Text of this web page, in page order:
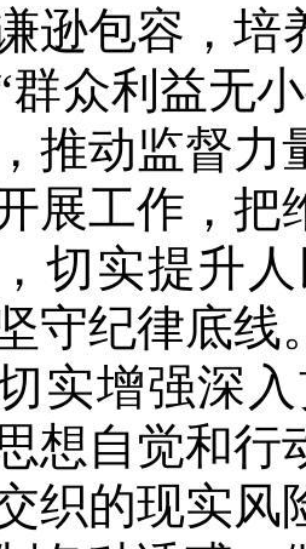
逊包容，培
群众利益无
推动监督力
展工作，把
切实提升
守纪律底线
实增强深
想自觉和行
织的现实风